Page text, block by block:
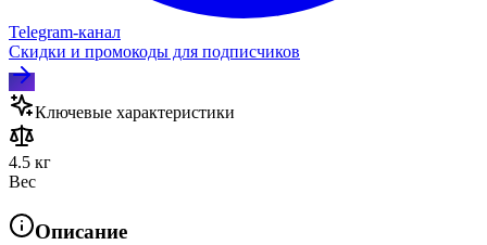
Telegram‑канал
Скидки и промокоды для подписчиков
Ключевые характеристики
4.5 кг
Вес
Описание